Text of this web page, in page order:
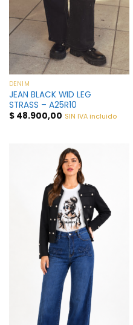
DENIM
JEAN BLACK WID LEG
STRASS – A25R10
$48.900,00 SIN IVA incluido